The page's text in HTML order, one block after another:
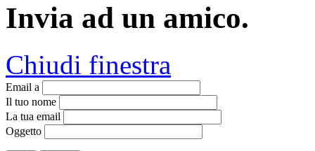
Invia ad un amico.
Chiudi finestra
Email a
Il tuo nome
La tua email
Oggetto